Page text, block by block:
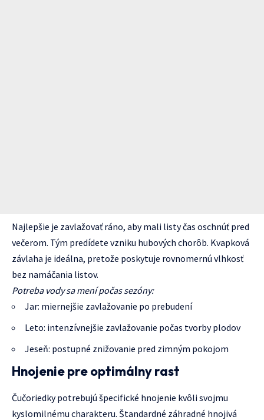
Najlepšie je zavlažovať ráno, aby mali listy čas oschnúť pred
večerom. Tým predídete vzniku hubových chorôb. Kvapková
závlaha je ideálna, pretože poskytuje rovnomernú vlhkosť
bez namáčania listov.
Potreba vody sa mení počas sezóny:
Jar: miernejšie zavlažovanie po prebudení
Leto: intenzívnejšie zavlažovanie počas tvorby plodov
Jeseň: postupné znižovanie pred zimným pokojom
Hnojenie pre optimálny rast
Čučoriedky potrebujú špecifické hnojenie kvôli svojmu
kyslomilnému charakteru. Štandardné záhradné hnojivá